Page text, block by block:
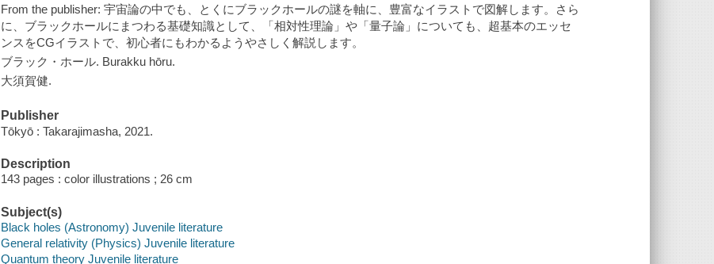
From the publisher: 宇宙論の中でも、とくにブラックホールの謎を軸に、豊富なイラストで図解します。さら
に、ブラックホールにまつわる基礎知識として、「相対性理論」や「量子論」についても、超基本のエッセ
ンスをCGイラストで、初心者にもわかるようやさしく解説します。
ブラック・ホール. Burakku hōru.
大須賀健.
Publisher
Tōkyō : Takarajimasha, 2021.
Description
143 pages : color illustrations ; 26 cm
Subject(s)
Black holes (Astronomy) Juvenile literature
General relativity (Physics) Juvenile literature
Quantum theory Juvenile literature